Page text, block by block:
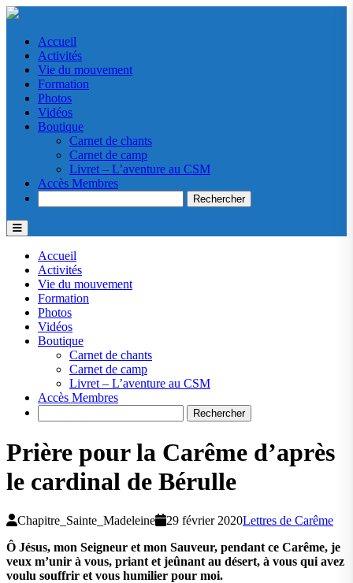
Accueil
Activités
Vie du mouvement
Formation
Photos
Vidéos
Boutique
Carnet de chants
Carnet de camp
Livret – L’aventure au CSM
Accès Membres
Accueil
Activités
Vie du mouvement
Formation
Photos
Vidéos
Boutique
Carnet de chants
Carnet de camp
Livret – L’aventure au CSM
Accès Membres
Prière pour la Carême d’après
le cardinal de Bérulle
Chapitre_Sainte_Madeleine 29 février 2020Lettres de Carême
Ô Jésus, mon Seigneur et mon Sauveur, pendant ce Carême, je
veux m’unir à vous, priant et jeûnant au désert, à vous qui avez
voulu souffrir et vous humilier pour moi.